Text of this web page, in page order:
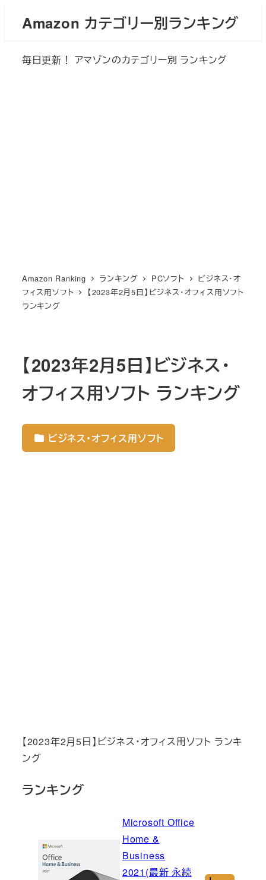
Amazon カテゴリー別ランキング
毎日更新！ アマゾンのカテゴリー別 ランキング
Amazon Ranking ランキング PCソフト
ビジネス・オ
フィス用ソフト
【2023年2月5日】ビジネス・オフィス用ソフト
ランキング
【2023年2月5日】ビジネス・
オフィス用ソフト ランキング
ビジネス・オフィス用ソフト
【2023年2月5日】ビジネス・オフィス用ソフト ランキ
ング
ランキング
Microsoft Office
Home &
Business
2021(最新 永続